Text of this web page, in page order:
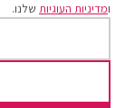
ומדיניות העוגיות שלנו.